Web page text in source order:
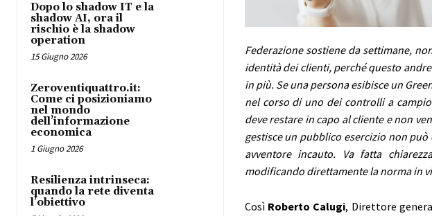
Dopo lo shadow IT e la
shadow AI, ora il
rischio è la shadow
operation
15 Giugno 2026
Zeroventiquattro.it:
Come ci posizioniamo
nel mondo
dell’informazione
economica
1 Giugno 2026
Resilienza intrinseca:
quando la rete diventa
l’obiettivo
Federazione sostiene da settimane,
identità dei clienti, perché questo
in più. Se una persona esibisce un
nel corso di uno dei controlli a
deve restare in capo al cliente e non
gestisce un pubblico esercizio non
avventore incauto. Va fatta
modificando direttamente la norma in
Così Roberto Calugi, Direttore